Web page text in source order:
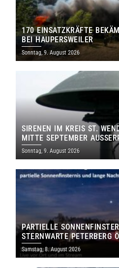
170 EINSATZKRÄFTE
EI HAUPERSWEILER
Sonntag, 9. August 2026
SIRENEN IM KREIS ST.
MITTE SEPTEMBER
Sonntag, 9. August 2026
PARTIELLE
STERNWARTE PETERBERG
IHRE TORE
Samstag, 8. August 2026